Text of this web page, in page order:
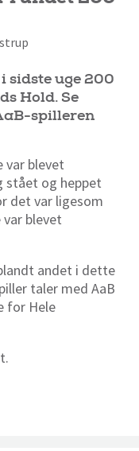
sidste uge 200
Hold. Se
spilleren
var blevet
stået og heppet
det var ligesom
blevet
andet i dette
taler med AaB
for Hele